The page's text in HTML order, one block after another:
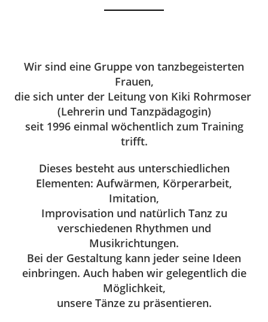
Wir sind eine Gruppe von tanzbegeisterten
Frauen,
die sich unter der Leitung von Kiki Rohrmoser
(Lehrerin und Tanzpädagogin)
seit 1996 einmal wöchentlich zum Training
trifft.
Dieses besteht aus unterschiedlichen
Elementen: Aufwärmen, Körperarbeit,
Imitation,
Improvisation und natürlich Tanz zu
verschiedenen Rhythmen und
Musikrichtungen.
Bei der Gestaltung kann jeder seine Ideen
einbringen. Auch haben wir gelegentlich die
Möglichkeit,
unsere Tänze zu präsentieren.